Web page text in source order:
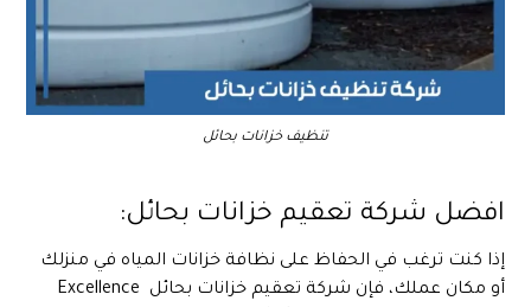
تنظيف خزانات بحائل
افضل شركة تعقيم خزانات بحائل:
إذا كنت ترغب في الحفاظ على نظافةخزانات المياه في منزلك
أو مكان عملك، فإن شركة تعقيم خزانات بحائل Excellence